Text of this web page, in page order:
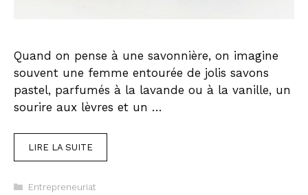
Quand on pense à une savonnière, on imagine
souvent une femme entourée de jolis savons
pastel, parfumés à la lavande ou à la vanille, un
sourire aux lèvres et un …
LIRE LA SUITE
Catégories
Entrepreneuriat